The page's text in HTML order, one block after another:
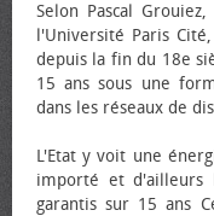
Selon Pascal
l'Université Paris
depuis la fin du 18e
15 ans sous une
dans les réseaux de
L'Etat y voit une
importé et d'ailleurs
garantis sur 15 ans